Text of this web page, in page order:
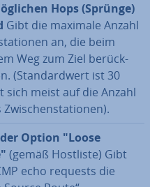
Hops (Sprünge)
Gibt die maximale Anzahl
an, die beim
Weg zum Ziel be­rück­
(Stan­dard­wert ist 30
sich meist auf die Anzahl
Zwi­schen­sta­tio­nen).
Option "Loose
(gemäß Hostliste) Gibt
echo requests die